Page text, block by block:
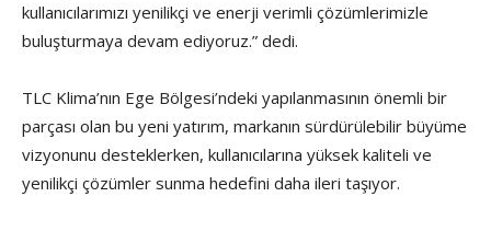
kullanıcılarımızı yenilikçi ve enerji verimli çözümlerimizle
buluşturmaya devam ediyoruz.” dedi.
TLC Klima’nın Ege Bölgesi’ndeki yapılanmasının önemli bir
parçası olan bu yeni yatırım, markanın sürdürülebilir büyüme
vizyonunu desteklerken, kullanıcılarına yüksek kaliteli ve
yenilikçi çözümler sunma hedefini daha ileri taşıyor.